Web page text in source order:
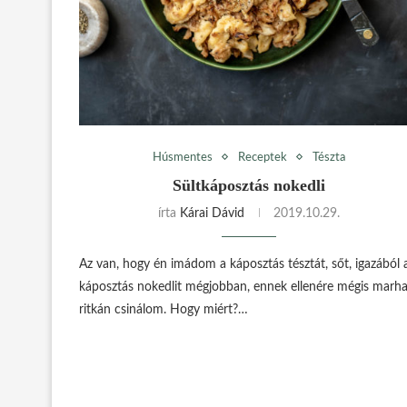
Húsmentes Receptek Tészta
Sültkáposztás nokedli
írta Kárai Dávid 2019.10.29.
Az van, hogy én imádom a káposztás tésztát, sőt, igazából
káposztás nokedlit mégjobban, ennek ellenére mégis marha
ritkán csinálom. Hogy miért?…